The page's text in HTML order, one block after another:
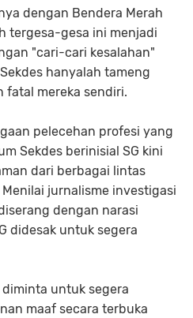
dengan Bendera Merah
tergesa-gesa ini menjadi
"cari-cari kesalahan"
hanyalah tameng
fatal mereka sendiri.
pelecehan profesi yang
Sekdes berinisial SG kini
dari berbagai lintas
jurnalisme investigasi
dengan narasi
didesak untuk segera
untuk segera
maaf secara terbuka